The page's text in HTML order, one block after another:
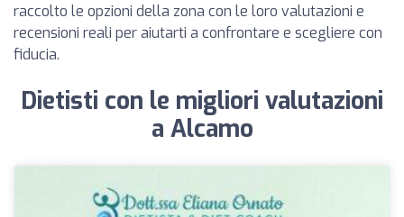
raccolto le opzioni della zona con le loro valutazioni e
recensioni reali per aiutarti a confrontare e scegliere con
fiducia.
Dietisti con le migliori valutazioni
a Alcamo